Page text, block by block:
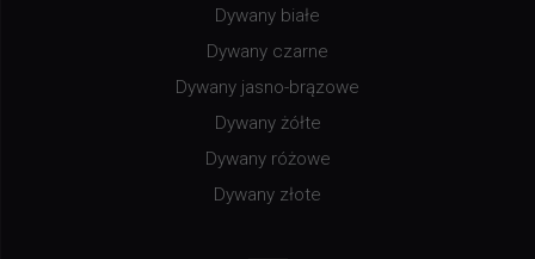
Dywany białe
Dywany czarne
Dywany jasno-brązowe
Dywany żółte
Dywany różowe
Dywany złote